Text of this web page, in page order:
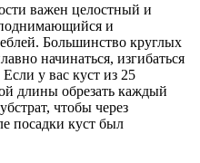
важен целостный и
и
Большинство круглых
начинаться, изгибаться
у вас куст из 25
длины обрезать каждый
чтобы через
посадки куст был